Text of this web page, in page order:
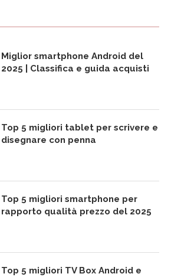
Miglior smartphone Android del
2025 | Classifica e guida acquisti
Top 5 migliori tablet per scrivere e
disegnare con penna
Top 5 migliori smartphone per
rapporto qualità prezzo del 2025
Top 5 migliori TV Box Android e